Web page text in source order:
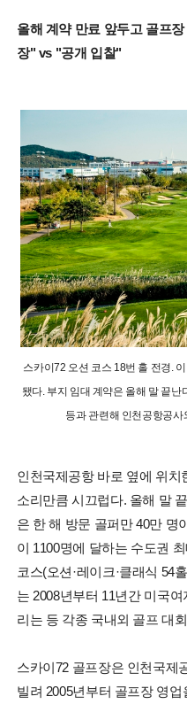
올해 계약 만료 앞두고 골프
장" vs "공개 입찰"
스카이72 오션 코스 18번 홀 전경.
됐다. 부지 임대 계약은 올해 말 끝
등과 관련해 인천공항공
인천국제공항 바로 옆에 위치
소리만큼 시끄럽다. 올해 말
은 한 해 방문 골퍼만 40만 명
이 1100명에 달하는 수도권
코스(오션·레이크·클래식 54
는 2008년부터 11년간 미국
리는 등 각종 국내외 골프 대
스카이72 골프장은 인천국제
빌려 2005년부터 골프장 영